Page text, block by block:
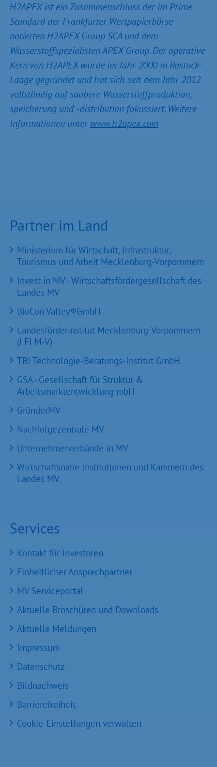
H2APEX ist ein Zusammenschluss der im Prime
Standard der Frankfurter Wertpapierbörse
notierten H2APEX Group SCA und dem
Wasserstoffspezialisten APEX Group. Der operative
Kern von H2APEX wurde im Jahr 2000 in Rostock-
Laage gegründet und hat sich seit dem Jahr 2012
vollständig auf saubere Wasserstoffproduktion, -
speicherung und -distribution fokussiert. Weitere
Informationen unterwww.h2apex.com
Partner im Land
Ministerium für Wirtschaft, Infrastruktur,
Tourismus und Arbeit Mecklenburg-Vorpommern
Invest in MV - Wirtschaftsfördergesellschaft des
Landes MV
BioCon Valley®GmbH
Landesförderinstitut Mecklenburg-Vorpommern
(LFI M-V)
TBI Technologie-Beratungs-Institut GmbH
GSA - Gesellschaft für Struktur &
Arbeitsmarktentwicklung mbH
GründerMV
Nachfolgezentrale MV
Unternehmerverbände in MV
Wirtschaftsnahe Institutionen und Kammern des
Landes MV
Services
Kontakt für Investoren
Einheitlicher Ansprechpartner
MV Serviceportal
Aktuelle Broschüren und Downloads
Aktuelle Meldungen
Impressum
Datenschutz
Bildnachweis
Barrierefreiheit
Cookie-Einstellungen verwalten